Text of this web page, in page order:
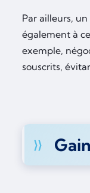
Par ailleurs,
également à
exemple,
souscrits,